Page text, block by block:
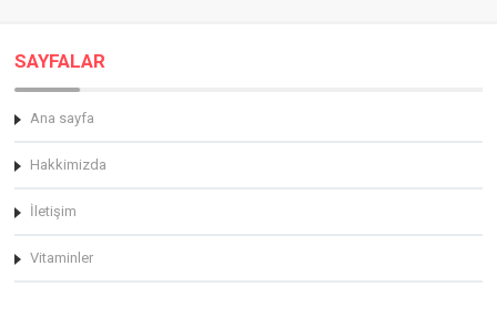
SAYFALAR
Ana sayfa
Hakkimizda
İletişim
Vitaminler